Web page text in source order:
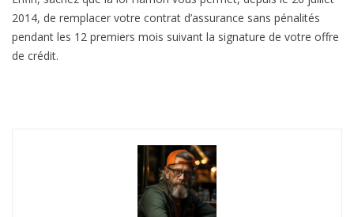
2014, de remplacer votre contrat d’assurance sans pénalités
pendant les 12 premiers mois suivant la signature de votre offre
de crédit.